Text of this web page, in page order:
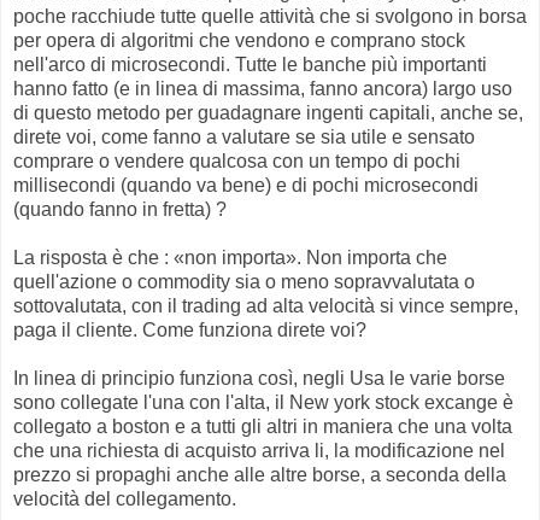
poche racchiude tutte quelle attività che si svolgono in borsa
per opera di algoritmi che vendono e comprano stock
nell'arco di microsecondi. Tutte le banche più importanti
hanno fatto (e in linea di massima, fanno ancora) largo uso
di questo metodo per guadagnare ingenti capitali, anche se,
direte voi, come fanno a valutare se sia utile e sensato
comprare o vendere qualcosa con un tempo di pochi
millisecondi (quando va bene) e di pochi microsecondi
(quando fanno in fretta) ?
La risposta è che : «non importa». Non importa che
quell'azione o commodity sia o meno sopravvalutata o
sottovalutata, con il trading ad alta velocità si vince sempre,
paga il cliente. Come funziona direte voi?
In linea di principio funziona così, negli Usa le varie borse
sono collegate l'una con l'alta, il New york stock excange è
collegato a boston e a tutti gli altri in maniera che una volta
che una richiesta di acquisto arriva li, la modificazione nel
prezzo si propaghi anche alle altre borse, a seconda della
velocità del collegamento.